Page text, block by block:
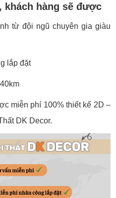
khách hàng sẽ được
từ đội ngũ chuyên gia giàu
lắp đặt
miễn phí 100% thiết kế 2D –
DK Decor.